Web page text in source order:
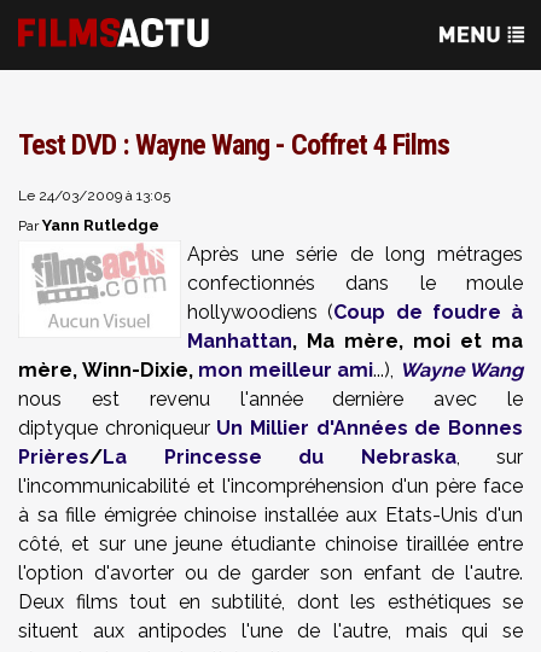
Test DVD : Wayne Wang - Coffret 4 Films
Le 24/03/2009 à 13:05
ParYann Rutledge
Après une série de long métrages
confectionnés dans le moule
hollywoodiens (Coup de foudre à
Manhattan, Ma mère, moi et ma
mère, Winn-Dixie, mon meilleur ami...), Wayne Wang
nous est revenu l'année dernière avec le
diptyque chroniqueur Un Millier d'Années de Bonnes
Prières/La Princesse du Nebraska, sur
l'incommunicabilité et l'incompréhension d'un père face
à sa fille émigrée chinoise installée aux Etats-Unis d'un
côté, et sur une jeune étudiante chinoise tiraillée entre
l'option d'avorter ou de garder son enfant de l'autre.
Deux films tout en subtilité, dont les esthétiques se
situent aux antipodes l'une de l'autre, mais qui se